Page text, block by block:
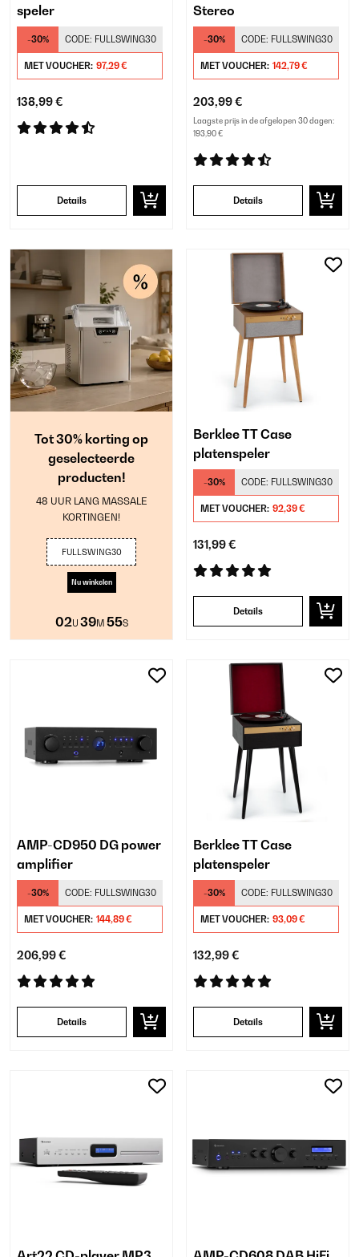
speler
-30% CODE: FULLSWING30
MET VOUCHER: 97,29 €
138,99 €
Details
Stereo
-30% CODE: FULLSWING30
MET VOUCHER: 142,79 €
203,99 €
Laagste prijs in de afgelopen 30 dagen:
193,90 €
Details
Tot 30% korting op
geselecteerde
producten!
48 UUR LANG MASSALE
KORTINGEN!
FULLSWING30
Nu winkelen
02U 39M 54S
Berklee TT Case
platenspeler
-30% CODE: FULLSWING30
MET VOUCHER: 92,39 €
131,99 €
Details
AMP-CD950 DG power
amplifier
-30% CODE: FULLSWING30
MET VOUCHER: 144,89 €
206,99 €
Details
Berklee TT Case
platenspeler
-30% CODE: FULLSWING30
MET VOUCHER: 93,09 €
132,99 €
Details